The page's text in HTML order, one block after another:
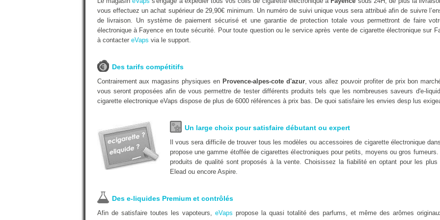
vous effectuez un achat supérieur de 29,90€ minimum. Un numéro de suivi unique vous sera attribué afin de suivre
de livraison. Un système de paiement sécurisé et une garantie de protection totale vous permettront de faire
électronique à Fayence en toute sécurité. Pour toute question ou le service après vente de cigarette électronique sur
à contacter eVaps via le support.
Des tarifs compétitifs
Contrairement aux magasins physiques en Provence-alpes-cote d'azur, vous allez pouvoir profiter de prix bon
vous seront proposées afin de vous permettre de tester différents produits tels que les nombreuses saveurs d'e-
cigarette electronique eVaps dispose de plus de 6000 références à prix bas. De quoi satisfaire les envies desp lus
Un large choix pour satisfaire débutant ou expert
Il vous sera difficile de trouver tous les modèles ou accessoires de cigarette électronique
propose une gamme étoffée de cigarettes électroniques pour petits, moyens ou gros
produits de qualité sont proposés à la vente. Choisissez la fiabilité en optant pour les
Elead ou encore Aspire.
Des e-liquides Premium et contrôlés
Afin de satisfaire toutes les vapoteurs, eVaps propose la quasi totalité des parfums, et même des arômes